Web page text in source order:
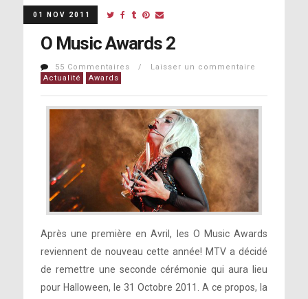
01 NOV 2011
O Music Awards 2
55 Commentaires / Laisser un commentaire
Actualité
Awards
Après une première en Avril, les O Music Awards
reviennent de nouveau cette année! MTV a décidé
de remettre une seconde cérémonie qui aura lieu
pour Halloween, le 31 Octobre 2011. A ce propos, la